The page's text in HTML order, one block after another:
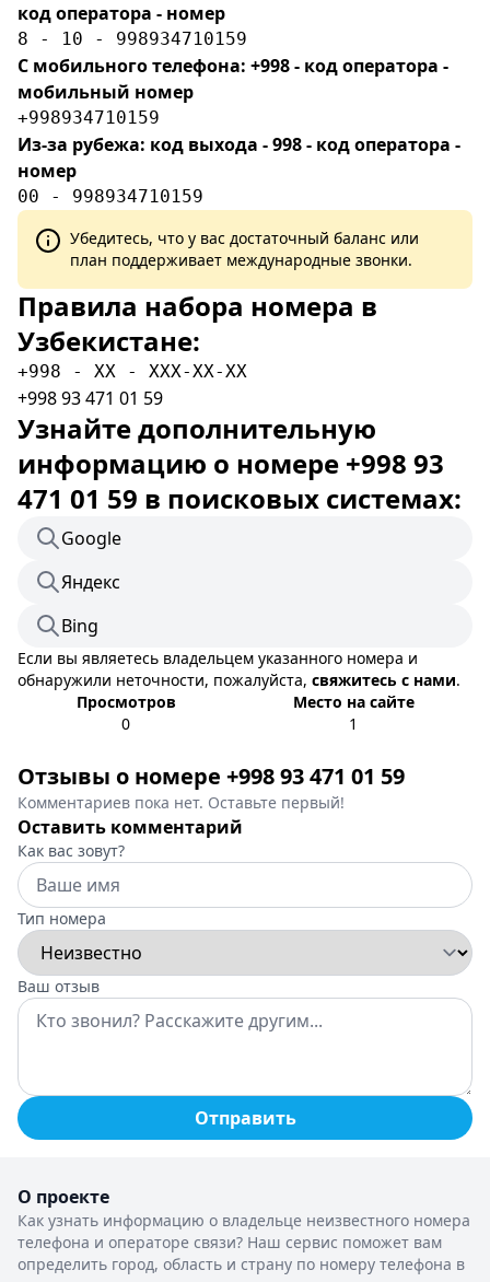
код оператора - номер
8 - 10 - 998934710159
С мобильного телефона: +998 - код оператора -
мобильный номер
+998934710159
Из-за рубежа: код выхода - 998 - код оператора -
номер
00 - 998934710159
Убедитесь, что у вас достаточный баланс или
план поддерживает международные звонки.
Правила набора номера в
Узбекистане:
+998 - XX - XXX-XX-XX
+998 93 471 01 59
Узнайте дополнительную
информацию о номере +998 93
471 01 59 в поисковых системах:
Google
Яндекс
Bing
Если вы являетесь владельцем указанного номера и
обнаружили неточности, пожалуйста, свяжитесь с нами.
Просмотров
0
Место на сайте
1
Отзывы о номере +998 93 471 01 59
Комментариев пока нет. Оставьте первый!
Оставить комментарий
Как вас зовут?
Тип номера
Ваш отзыв
Отправить
О проекте
Как узнать информацию о владельце неизвестного номера
телефона и операторе связи? Наш сервис поможет вам
определить город, область и страну по номеру телефона в